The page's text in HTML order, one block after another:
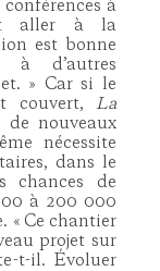
à
aller à la
est bonne
à d’autres
» Car si le
couvert, La
nouveaux
nécessite
dans le
chances de
à 200 000
« Ce chantier
projet sur
t-il. Évoluer